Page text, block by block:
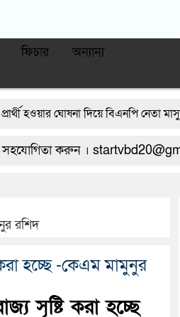
ফিচার অন্যান্য
ঘোষনা দিয়ে বিএনপি নেতা মাসুদ রানা’র
দেশীয় অস্ত্রসহ গ্রেফতার ৫
বিচ্ছিন্ন
নবীনগরে জনবান্ধব তিন
করুন । startvbd20@gmail.com
রশিদ
হচ্ছে -কেএম মামুনুর
সৃষ্টি করা হচ্ছে